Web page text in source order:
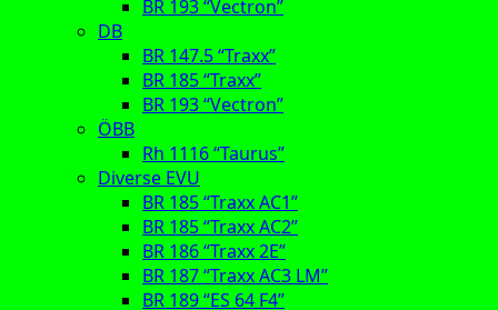
BR 193 “Vectron”
DB
BR 147.5 “Traxx”
BR 185 “Traxx”
BR 193 “Vectron”
ÖBB
Rh 1116 “Taurus”
Diverse EVU
BR 185 “Traxx AC1”
BR 185 “Traxx AC2”
BR 186 “Traxx 2E”
BR 187 “Traxx AC3 LM”
BR 189 “ES 64 F4”